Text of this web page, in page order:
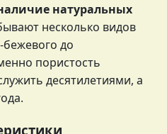
натуральных
несколько видов
до
пористость
десятилетиями, а